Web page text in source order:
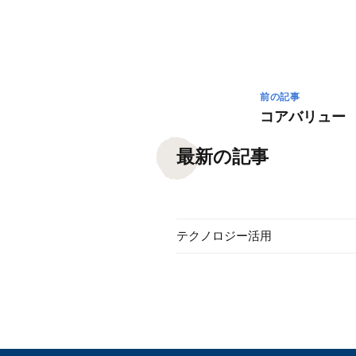
前の記事
コアバリュー
最新の記事
テクノロジー活用